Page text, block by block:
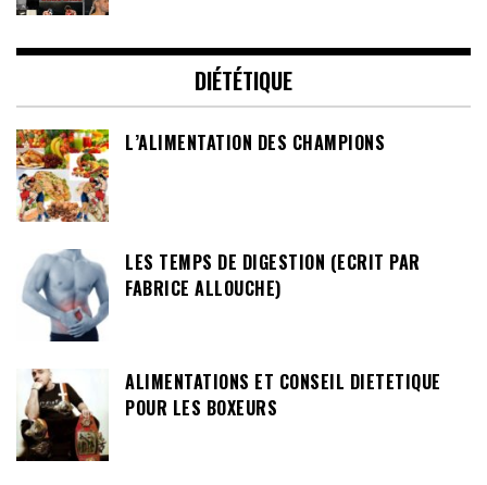
DIÉTÉTIQUE
L’ALIMENTATION DES CHAMPIONS
LES TEMPS DE DIGESTION (ECRIT PAR
FABRICE ALLOUCHE)
ALIMENTATIONS ET CONSEIL DIETETIQUE
POUR LES BOXEURS